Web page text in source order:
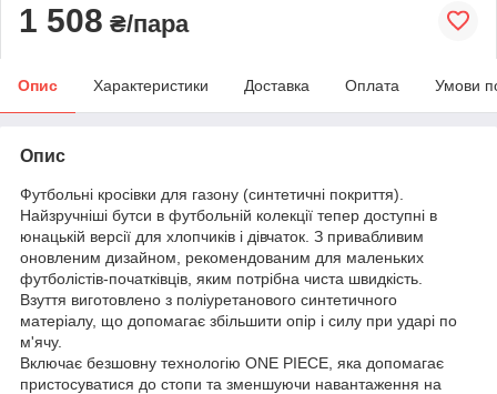
1 508 ₴/пара
Опис Характеристики Доставка Оплата Умови
Опис
Футбольні кросівки для газону (синтетичні покриття).
Найзручніші бутси в футбольній колекції тепер доступні в
юнацькій версії для хлопчиків і дівчаток. З привабливим
оновленим дизайном, рекомендованим для маленьких
футболістів-початківців, яким потрібна чиста швидкість.
Взуття виготовлено з поліуретанового синтетичного
матеріалу, що допомагає збільшити опір і силу при ударі по
м'ячу.
Включає безшовну технологію ONE PIECE, яка допомагає
пристосуватися до стопи та зменшуючи навантаження на